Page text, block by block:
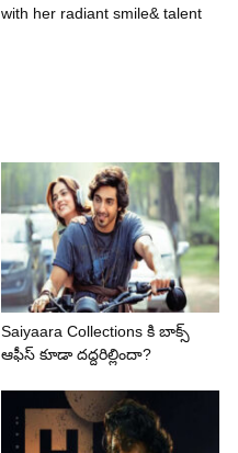
with her radiant smile& talent
Saiyaara Collections కి బాక్స్
ఆఫీస్ కూడా దద్దరిల్లిందా?